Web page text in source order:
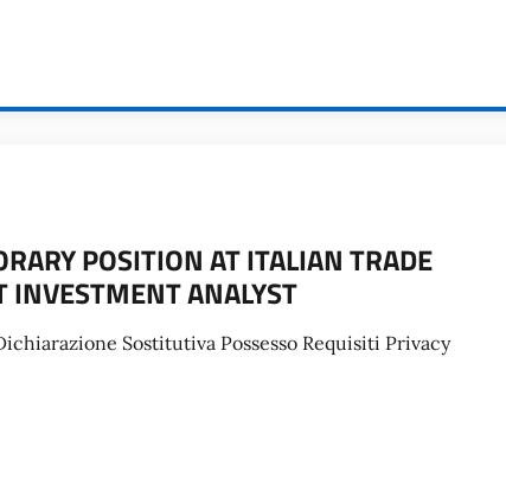
POSITION AT ITALIAN TRADE
INVESTMENT ANALYST
Sostitutiva Possesso Requisiti Privacy